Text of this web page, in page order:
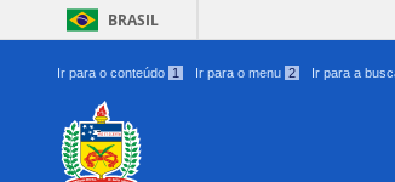
BRASIL
Ir para o conteúdo 1 Ir para o menu 2 Ir para a